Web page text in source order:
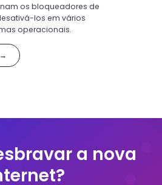
os bloqueadores de
los em vários
operacionais.
a nova